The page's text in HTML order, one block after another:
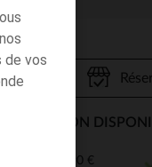
de vos
LIVRAISON
4,90 €